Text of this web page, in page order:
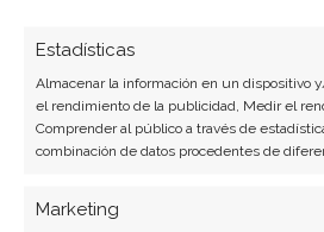
Estadísticas
Almacenar la información en un dispositivo
el rendimiento de la publicidad, Medir el
Comprender al público a través de
combinación de datos procedentes de
Marketing
Laura
Analista tecnológica enfocada
comercio electrónico y